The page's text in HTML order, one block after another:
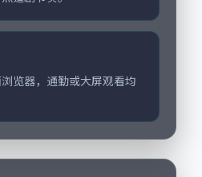
览器，通勤或大屏观看均